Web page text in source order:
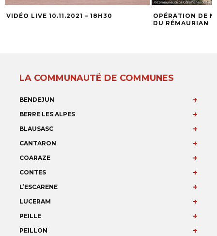
VIDÉO LIVE 10.11.2021 – 18H30
OPÉRATION DE
DU RÉMAURIAN
LA COMMUNAUTÉ DE COMMUNES
BENDEJUN
BERRE LES ALPES
BLAUSASC
CANTARON
COARAZE
CONTES
L’ESCARENE
LUCERAM
PEILLE
PEILLON